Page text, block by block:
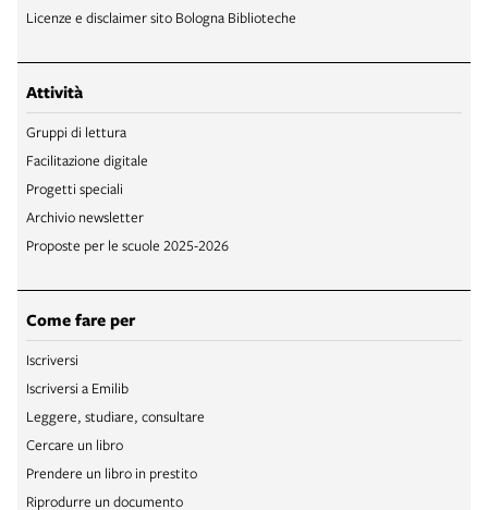
Licenze e disclaimer sito Bologna Biblioteche
Attività
Gruppi di lettura
Facilitazione digitale
Progetti speciali
Archivio newsletter
Proposte per le scuole 2025-2026
Come fare per
Iscriversi
Iscriversi a Emilib
Leggere, studiare, consultare
Cercare un libro
Prendere un libro in prestito
Riprodurre un documento